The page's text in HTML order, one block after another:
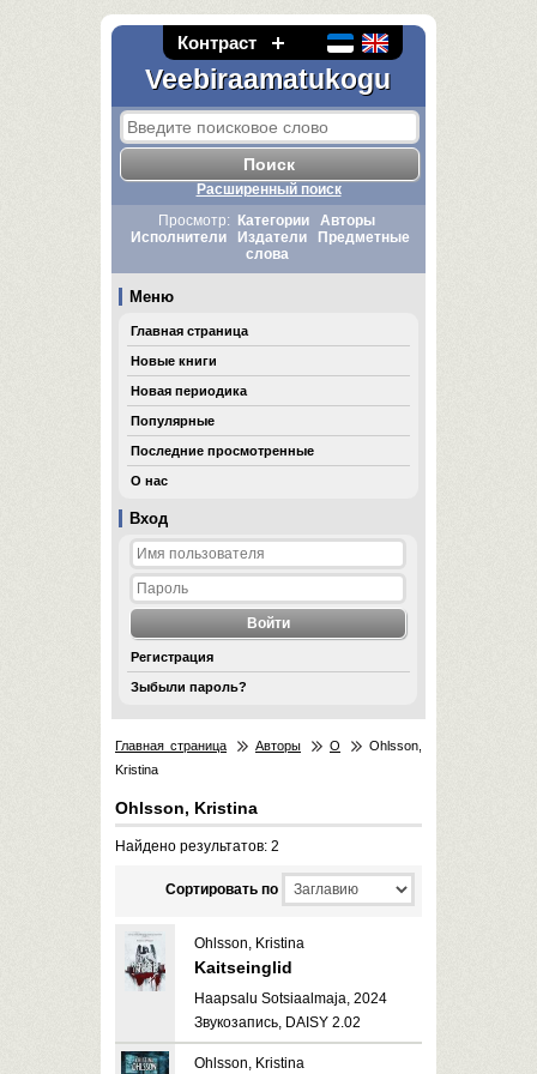
Контраст
Veebiraamatukogu
Вход
Регистрация
Зыбыли пароль?
Расширенный поиск
Просмотр:
Категории
Авторы
Исполнители
Издатели
Предметные
слова
Меню
Главная страница
Новые книги
Новая периодика
Популярные
Последние просмотренные
О нас
Главная страница Авторы O
Ohlsson,
Kristina
Ohlsson, Kristina
Найдено результатов: 2
Cортировать по
Ohlsson, Kristina
Kaitseinglid
Haapsalu Sotsiaalmaja, 2024
Звукозапись, DAISY 2.02
Ohlsson, Kristina